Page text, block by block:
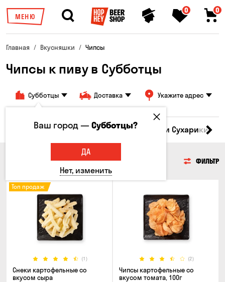
МЕНЮ
0 0
Главная Вкусняшки Чипсы
Чипсы к пиву в Субботцы
Субботцы Доставка Укажите адрес
Кукуруза Семечки Чипсы Гренки и Сухарики
ФИЛЬТР
(1)
Топ продаж
Снеки картофельные со
вкусом сыра
(2)
Чипсы картофельные со
вкусом томата, 100г
Ваш город —Субботцы?
ДА
Нет, изменить